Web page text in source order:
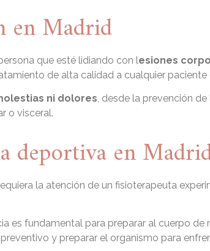
en Madrid
que esté lidiando con lesiones
de alta calidad a cualquier
ni dolores, desde la prevención
o visceral.
deportiva en
la atención de un fisioterapeuta
es fundamental para preparar al cuerpo
y preparar el organismo para